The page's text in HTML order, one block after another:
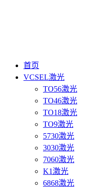
首页
VCSEL激光
TO56激光
TO46激光
TO18激光
TO9激光
5730激光
3030激光
7060激光
K1激光
6868激光